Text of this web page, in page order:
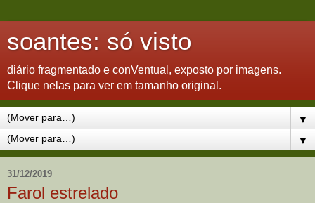
soantes: só visto
diário fragmentado e conVentual, exposto por imagens.
Clique nelas para ver em tamanho original.
▼
▼
31/12/2019
Farol estrelado